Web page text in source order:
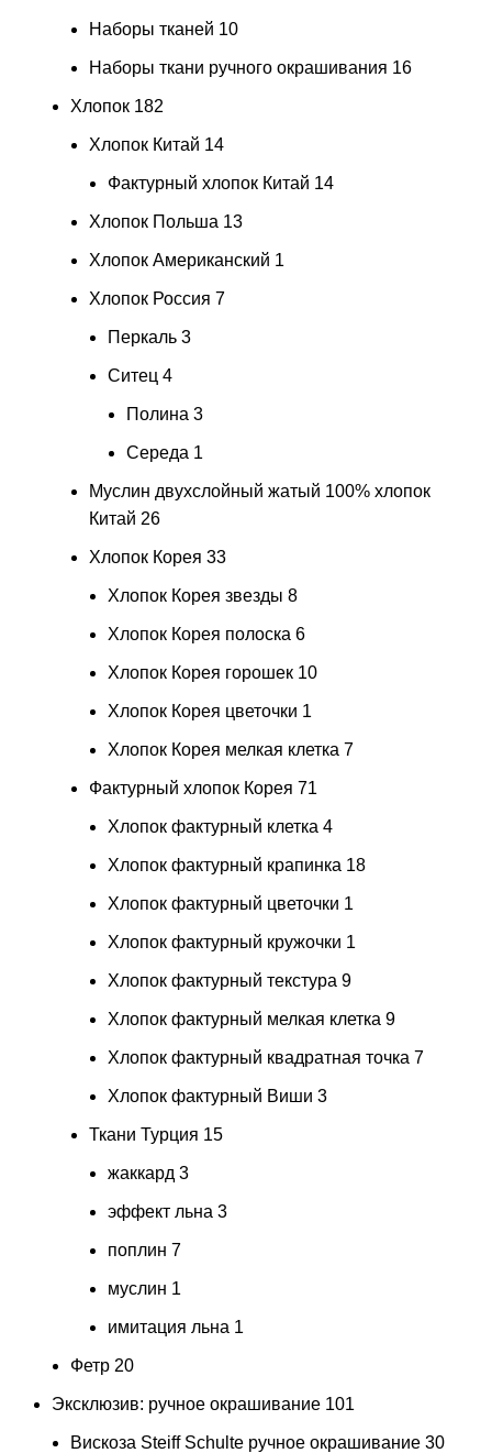
Наборы тканей 10
Наборы ткани ручного окрашивания 16
Хлопок 182
Хлопок Китай 14
Фактурный хлопок Китай 14
Хлопок Польша 13
Хлопок Американский 1
Хлопок Россия 7
Перкаль 3
Ситец 4
Полина 3
Середа 1
Муслин двухслойный жатый 100% хлопок
Китай 26
Хлопок Корея 33
Хлопок Корея звезды 8
Хлопок Корея полоска 6
Хлопок Корея горошек 10
Хлопок Корея цветочки 1
Хлопок Корея мелкая клетка 7
Фактурный хлопок Корея 71
Хлопок фактурный клетка 4
Хлопок фактурный крапинка 18
Хлопок фактурный цветочки 1
Хлопок фактурный кружочки 1
Хлопок фактурный текстура 9
Хлопок фактурный мелкая клетка 9
Хлопок фактурный квадратная точка 7
Хлопок фактурный Виши 3
Ткани Турция 15
жаккард 3
эффект льна 3
поплин 7
муслин 1
имитация льна 1
Фетр 20
Эксклюзив: ручное окрашивание 101
Вискоза Steiff Schulte ручное окрашивание 30